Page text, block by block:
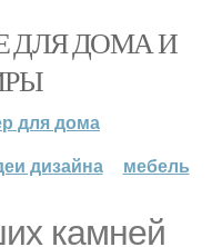
ДЛЯ ДОМА И
для дома
дизайна мебель
камней